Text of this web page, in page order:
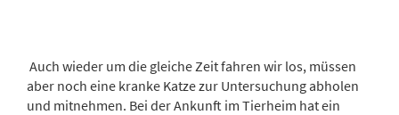
Auch wieder um die gleiche Zeit fahren wir los, müssen
aber noch eine kranke Katze zur Untersuchung abholen
und mitnehmen. Bei der Ankunft im Tierheim hat ein